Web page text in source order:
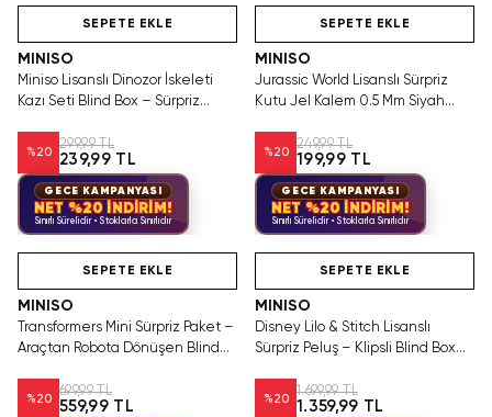
Tükenmeden Satın Al
SEPETE EKLE
MINISO
Miniso Lisanslı Dinozor İskeleti
Kazı Seti Blind Box – Sürpriz
%20
299,99 TL
239,99 TL
GECE KAMPANYASI
NET %20 İNDİRİM!
Sınırlı Sürelidir • Stoklarla Sınırlıdır
SEPETE EKLE
MINISO
Jurassic World Lisanslı Sürpriz
Kutu Jel Kalem 0.5 Mm Siyah
%20
249,99 TL
199,99 TL
GECE KAMPANYASI
NET %20 İNDİRİM!
Sınırlı Sürelidir • Stoklarla Sınırlıdır
SEPETE EKLE
MINISO
Transformers Mini Sürpriz Paket –
Araçtan Robota Dönüşen Blind
%20
699,99 TL
559,99 TL
SEPETE EKLE
MINISO
Disney Lilo & Stitch Lisanslı
Sürpriz Peluş – Klipsli Blind Box
%20
1.699,99 TL
1.359,99 TL